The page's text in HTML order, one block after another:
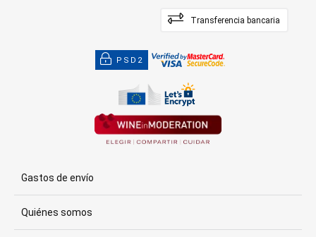
Transferencia bancaria
PSD2
Gastos de envío
Quiénes somos